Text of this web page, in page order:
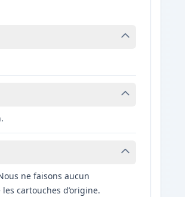
ne faisons aucun
cartouches d’origine.